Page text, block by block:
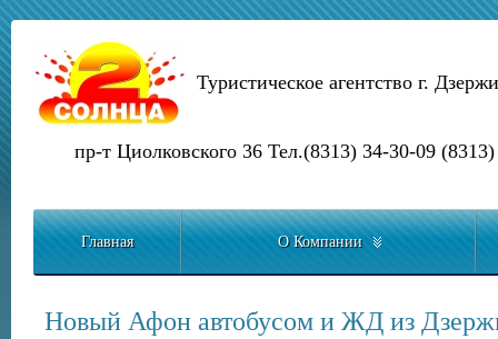
Туристическое агентство г.
пр-т Циолковского 36 Тел.(8313) 34-30-09
Главная О Компании
Новый Афон автобусом и ЖД из